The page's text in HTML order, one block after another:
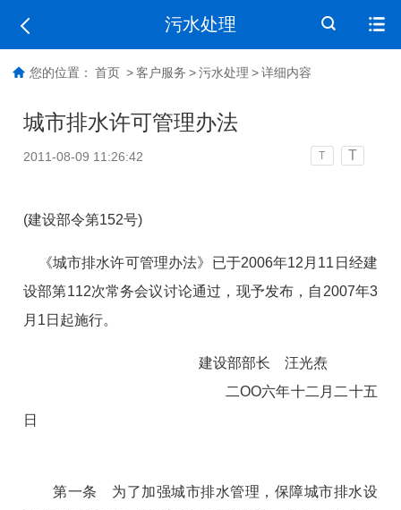
污水处理
您的位置： 首页 > 客户服务 > 污水处理 > 详细内容
城市排水许可管理办法
2011-08-09 11:26:42 T T
(建设部令第152号)
《城市排水许可管理办法》已于2006年12月11日经建
设部第112次常务会议讨论通过，现予发布，自2007年3
月1日起施行。
建设部部长 汪光焘
二OO六年十二月二十五
日
第一条 为了加强城市排水管理，保障城市排水设